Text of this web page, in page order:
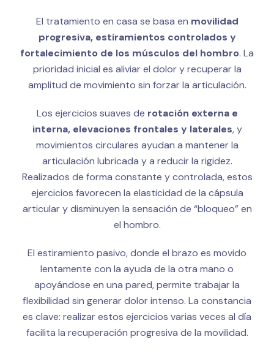
El tratamiento en casa se basa en movilidad
progresiva, estiramientos controlados y
fortalecimiento de los músculos del hombro. La
prioridad inicial es aliviar el dolor y recuperar la
amplitud de movimiento sin forzar la articulación.
Los ejercicios suaves de rotación externa e
interna, elevaciones frontales y laterales, y
movimientos circulares ayudan a mantener la
articulación lubricada y a reducir la rigidez.
Realizados de forma constante y controlada, estos
ejercicios favorecen la elasticidad de la cápsula
articular y disminuyen la sensación de “bloqueo” en
el hombro.
El estiramiento pasivo, donde el brazo es movido
lentamente con la ayuda de la otra mano o
apoyándose en una pared, permite trabajar la
flexibilidad sin generar dolor intenso. La constancia
es clave: realizar estos ejercicios varias veces al día
facilita la recuperación progresiva de la movilidad.